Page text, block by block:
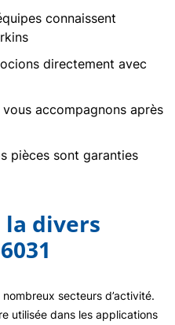
connaissent
directement avec
accompagnons après
pièces sont garanties
divers
secteurs d’activité.
utilisée dans les applications